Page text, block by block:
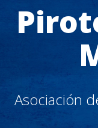
Asociación